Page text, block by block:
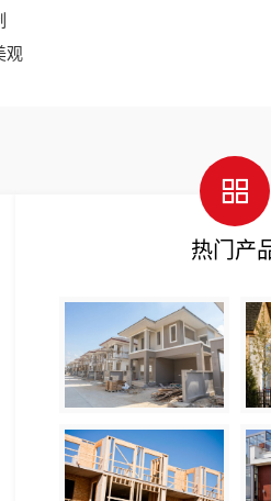
观
热门产